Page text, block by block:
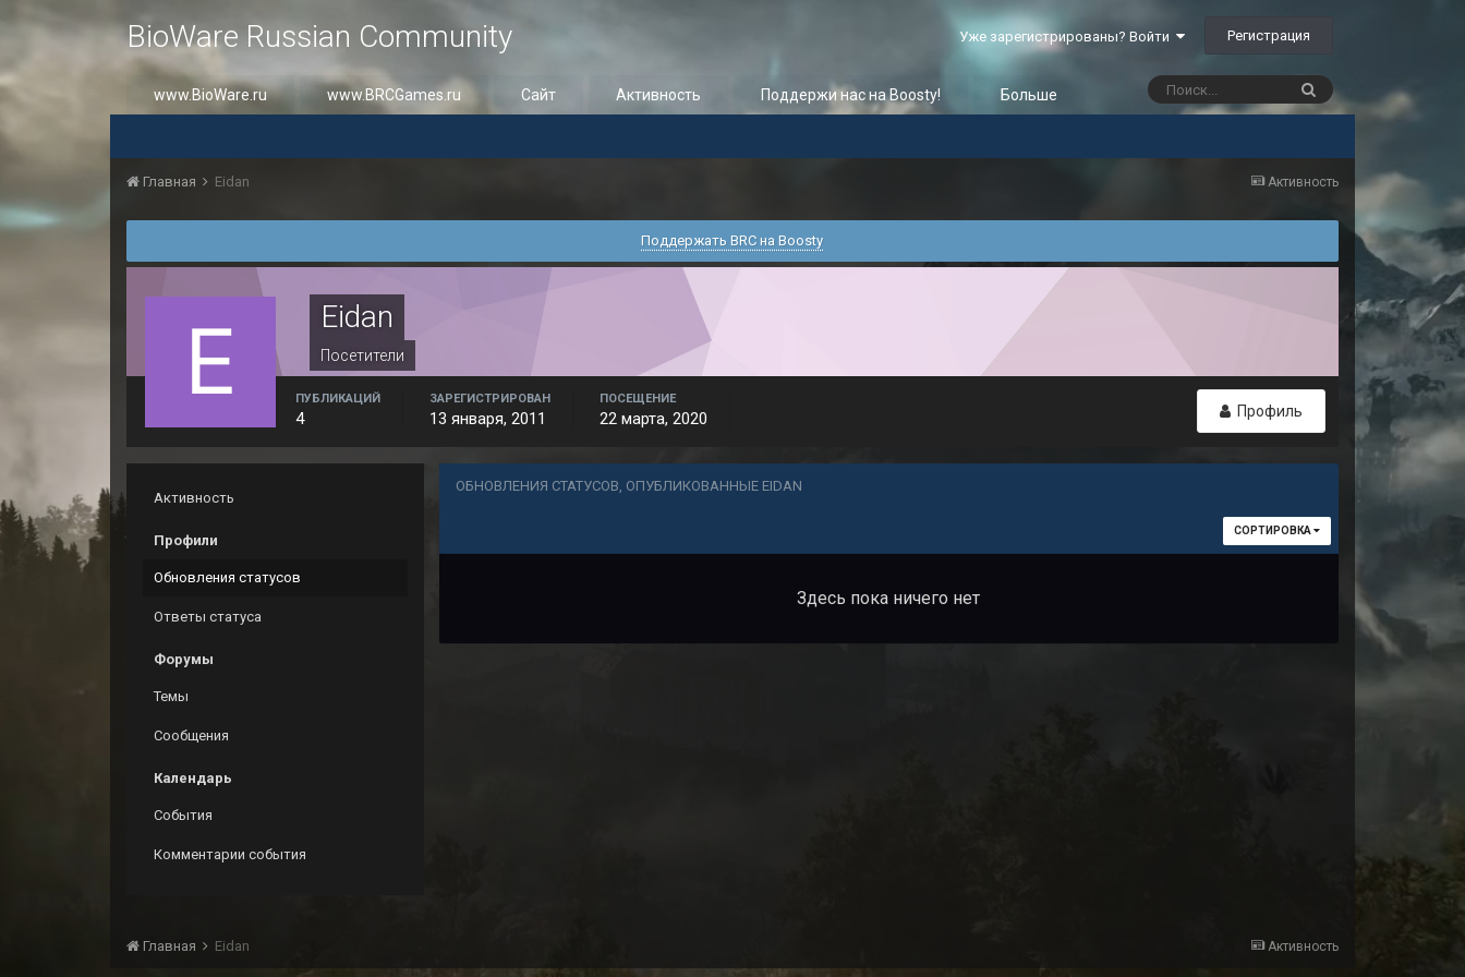
BioWare Russian Community Уже зарегистрированы? Войти Регистрация
www.BioWare.ru www.BRCGames.ru Сайт Активность Поддержи нас на Boosty! Больше
Активность
Главная Eidan
Поддержать BRC на Boosty
Eidan
Посетители
Профиль
ПУБЛИКАЦИЙ
4
ЗАРЕГИСТРИРОВАН
13 января, 2011
ПОСЕЩЕНИЕ
22 марта, 2020
Активность
Профили
Обновления статусов
Ответы статуса
Форумы
Темы
Сообщения
Календарь
События
Комментарии события
ОБНОВЛЕНИЯ СТАТУСОВ, ОПУБЛИКОВАННЫЕ EIDAN
СОРТИРОВКА
Здесь пока ничего нет
Активность
Главная Eidan